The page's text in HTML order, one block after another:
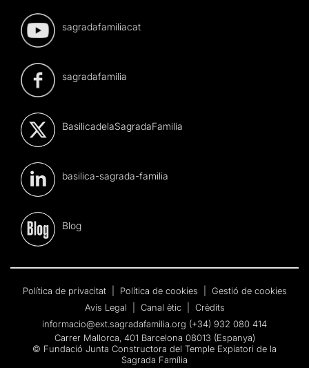
sagradafamiliacat
sagradafamilia
BasilicadelaSagradaFamilia
basilica-sagrada-familia
Blog
Política de privacitat Política de cookies
Gestió de cookies
Avís Legal
Canal ètic
Crèdits
informacio@ext.sagradafamilia.org (+34) 932 080 414
Carrer Mallorca, 401 Barcelona 08013 (Espanya)
© Fundació Junta Constructora del Temple Expiatori de la
Sagrada Família